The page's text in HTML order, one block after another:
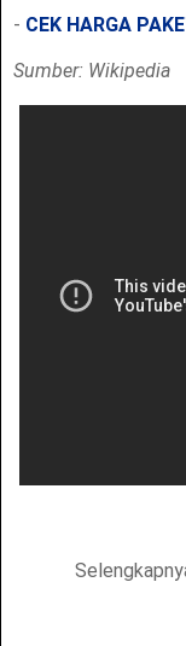
- CEK HARGA
Sumber: Wikipedia